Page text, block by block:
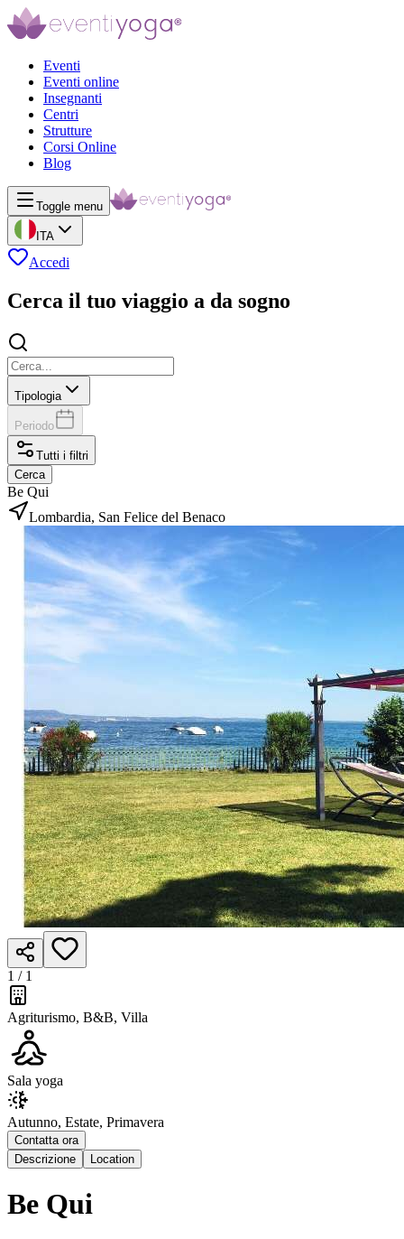
Eventi
Eventi online
Insegnanti
Centri
Strutture
Corsi Online
Blog
Toggle menu
ITA
Accedi
Cerca il tuo viaggio a da sogno
Tipologia
Periodo
Tutti i filtri
Cerca
Be Qui
Lombardia, San Felice del Benaco
1 / 1
Agriturismo, B&B, Villa
Sala yoga
Autunno, Estate, Primavera
Contatta ora
Descrizione
Location
Be Qui